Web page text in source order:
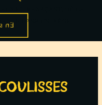
DANS UN PIÈGE